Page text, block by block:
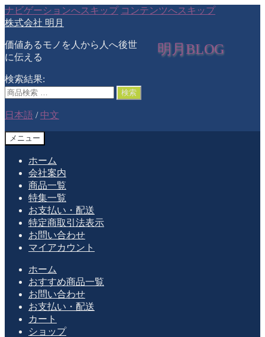
ナビゲーションへスキップ コンテンツへスキップ
株式会社 明月
明月BLOG
価値あるモノを人から人へ後世
に伝える
検索結果:
検索
日本語 / 中文
メニュー
ホーム
会社案内
商品一覧
特集一覧
お支払い・配送
特定商取引法表示
お問い合わせ
マイアカウント
ホーム
おすすめ商品一覧
お問い合わせ
お支払い・配送
カート
ショップ